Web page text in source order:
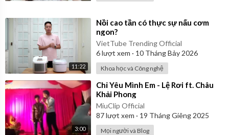
11:22
⁣Nồi cao tần có thực sự nấu cơm
ngon?
VietTube Trending Official
6lượt xem · 10 Tháng Bảy 2026
Khoa học và Công nghệ
3:00
⁣Chỉ Yêu Mình Em - Lệ Rơi ft. Châu
Khải Phong
MiuClip Official
87lượt xem · 19 Tháng Giêng 2025
Mọi người và Blog